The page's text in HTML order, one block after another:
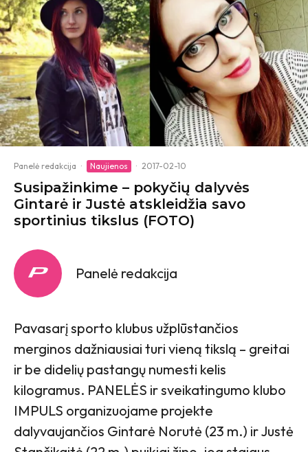
Panelė redakcija · Naujienos · 2017-02-10
Susipažinkime – pokyčių dalyvės
Gintarė ir Justė atskleidžia savo
sportinius tikslus (FOTO)
Panelė redakcija
Pavasarį sporto klubus užplūstančios
merginos dažniausiai turi vieną tikslą – greitai
ir be didelių pastangų numesti kelis
kilogramus. PANELĖS ir sveikatingumo klubo
IMPULS organizuojame projekte
dalyvaujančios Gintarė Norutė (23 m.) ir Justė